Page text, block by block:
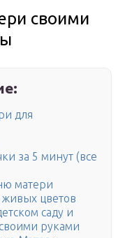
своими
для
за 5 минут (все
матери
цветов
саду и
руками